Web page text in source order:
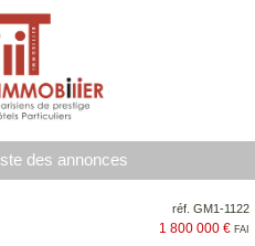
des annonces
réf. GM1-1122
1 800 000 € FAI